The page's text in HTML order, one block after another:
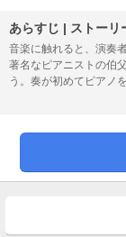
あらすじ | ストーリ
音楽に触れると、演奏
著名なピアニストの伯
う。奏が初めてピアノ
感じる。そして２人は
れから３年が過ぎ、帰
は、以前にもまして強